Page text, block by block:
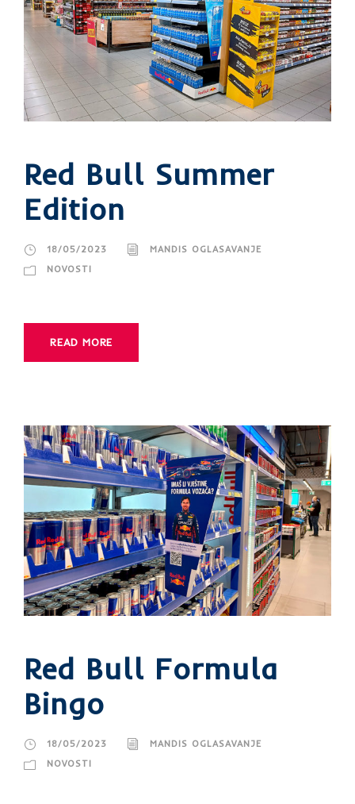
Red Bull Summer
Edition
18/05/2023
MANDIS OGLASAVANJE
NOVOSTI
READ MORE
Red Bull Formula
Bingo
18/05/2023
MANDIS OGLASAVANJE
NOVOSTI